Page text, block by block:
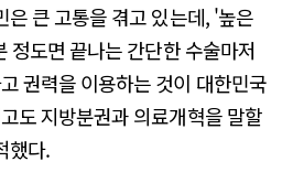
큰 고통을 겪고 있는데, '높은
정도면 끝나는 간단한 수술마저
권력을 이용하는 것이 대한민국
도 지방분권과 의료개혁을 말할
했다.